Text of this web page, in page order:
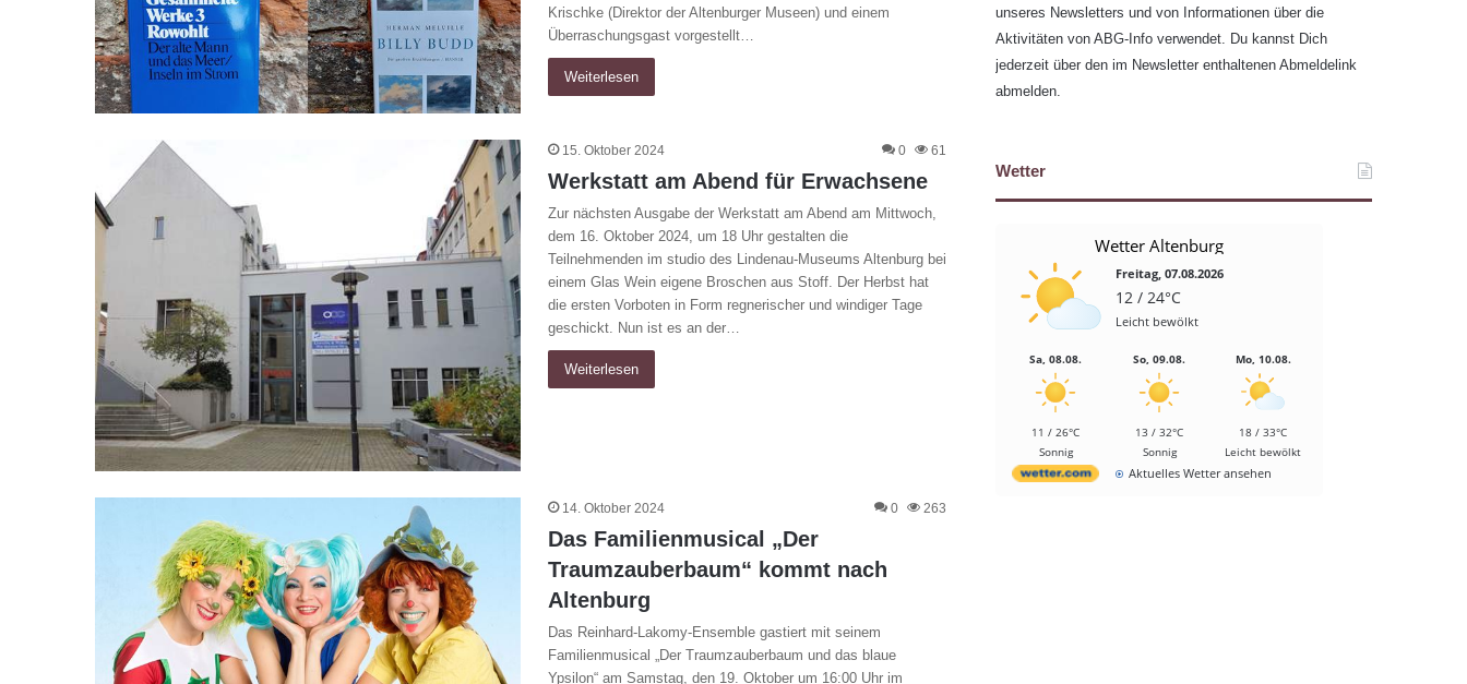
Krischke (Direktor der Altenburger Museen) und einem
Überraschungsgast vorgestellt…
Weiterlesen
15. Oktober 2024 0 61
Werkstatt am Abend für Erwachsene
Zur nächsten Ausgabe der Werkstatt am Abend am Mittwoch,
dem 16. Oktober 2024, um 18 Uhr gestalten die
Teilnehmenden im studio des Lindenau-Museums Altenburg bei
einem Glas Wein eigene Broschen aus Stoff. Der Herbst hat
die ersten Vorboten in Form regnerischer und windiger Tage
geschickt. Nun ist es an der…
Weiterlesen
14. Oktober 2024 0 263
Das Familienmusical „Der
Traumzauberbaum“ kommt nach
Altenburg
Das Reinhard-Lakomy-Ensemble gastiert mit seinem
Familienmusical „Der Traumzauberbaum und das blaue
Ypsilon“ am Samstag, den 19. Oktober um 16:00 Uhr im
unseres Newsletters und von Informationen über die
Aktivitäten von ABG-Info verwendet. Du kannst Dich
jederzeit über den im Newsletter enthaltenen Abmeldelink
abmelden.
Wetter
Wetter Altenburg
Freitag, 07.08.2026
12 / 24°C
Leicht bewölkt
Sa, 08.08.
11 / 26°C
Sonnig
So, 09.08.
13 / 32°C
Sonnig
Mo, 10.08.
18 / 33°C
Leicht bewölkt
Aktuelles Wetter ansehen